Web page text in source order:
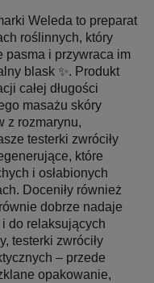
Weleda to preparat
roślinnych, który
pasma i przywraca im
blask ✨. Produkt
całej długości
masażu skóry
z rozmarynu,
testerki zwróciły
które
i osłabionych
Doceniły również
dobrze nadaje
do relaksujących
testerki zwróciły
– przede
opakowanie,